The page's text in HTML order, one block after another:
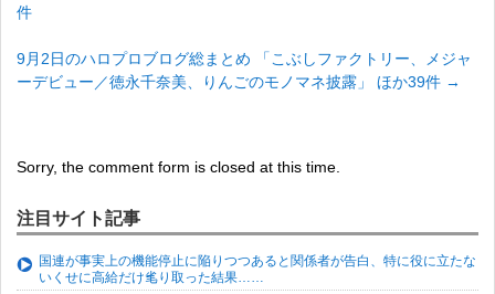
件
9月2日のハロプロブログ総まとめ 「こぶしファクトリー、メジャ
ーデビュー／徳永千奈美、りんごのモノマネ披露」 ほか39件 →
Sorry, the comment form is closed at this time.
注目サイト記事
国連が事実上の機能停止に陥りつつあると関係者が告白、特に役に立たな
いくせに高給だけ毟り取った結果……